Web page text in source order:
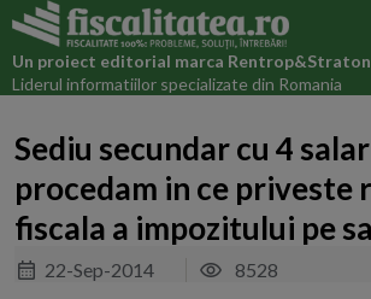
Un proiect editorial marca Rentrop&Straton
Liderul informatiilor specializate din Romania
Sediu secundar cu 4
procedam in ce priveste
fiscala a impozitului pe
22-Sep-2014 8528